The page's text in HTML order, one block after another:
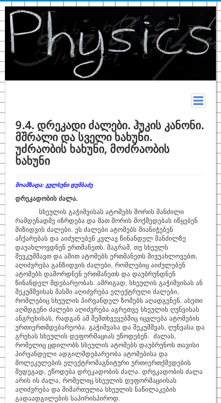
სახელმძღვანელო
თეორია
კონსპექტი
ფიზიკურ მონაცემთა ცხრილები
ტერმინები
ზოგადი ფიზიკა
საინტერესო
ფიზიკოსები
კითხვა–პასუხი
საიტის შესახებ
9.4. დრეკადი ძალები. ჰუკის კანონი.
მშრალი და სველი ხახუნი.
უძრაობის ხახუნი, მოძრაობის
ხახუნი
მოამზადა: გულსუნი დუმბაძე
დრეკადობის ძალა.
სხეულის გაჭიმვისას ატომებს შორის მანძილი
რამდენადმე იზრდება და მათ შორის მოქმედებას იწყებენ
მიზიდვის ძალები. ეს ძალები ატომებს მიანიჭებენ
აჩქარებას და აიძულებენ კვლავ წინანდელ მანძილზე
დაუახლოვდნენ ერთმანეთს. მაგრამ, თუ სხეულს
შევკუმშავთ და ამით ატომებს ერთმანეთს მივუახლოვებთ,
აღიძვრება განზიდვის ძალები, რომლებიც აიძულებენ
ატომებს დაშორდნენ ერთმანეთს და დაუბრუნდნენ
წინანდელ მდებარეობას. ამრიგად, სხეულის გაჭიმვისას ან
შეკუმშვისას მასში აღიძვრება ელექტრული ძალები,
რომლებიც სხეულის პირვანდელ ზომებს აღადგენენ. ასეთი
აღმდგენი ძალები აღიძვრება აგრეთვე სხეულის ღუნვისას
ანგრეხისას, რადგან ამ შემთხვევებშიც იცვლება ატომების
ურთიერთმდებარეობა. გაჭიმვასა და შეკუმშვას, ღუნვასა და
გრეხას სხეულის დეფორმაციას უწოდებენ. ძალას,
რომელიც ცდილობს სხეულის ატომებს დაუბრუნოს თავისი
პირვანდელი ადგილმდებარეობა ატომებისა და
მოლეკულების ელექტრომაგნიტური ურთიერთქმედების
შედეგად, ეწოდება დრეკადობის ძალა. დრეკადობის ძალა
არის ის ძალა, რომელიც სხეულის დეფორმაციისას
აღიძვრება და მიმართულია სხეულის ნაწილაკების
გადაადგილების საპირისპიროდ.